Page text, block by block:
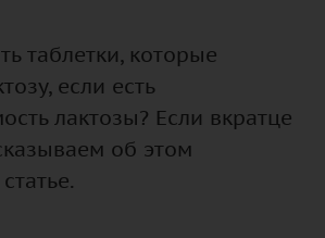
таблетки, которые
если есть
лактозы? Если вкратце
об этом